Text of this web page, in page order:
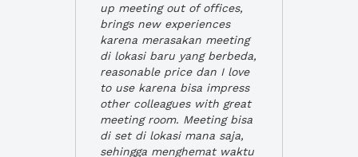
up meeting out of offices,
brings new experiences
karena merasakan meeting
di lokasi baru yang berbeda,
reasonable price dan I love
to use karena bisa impress
other colleagues with great
meeting room. Meeting bisa
di set di lokasi mana saja,
sehingga menghemat waktu